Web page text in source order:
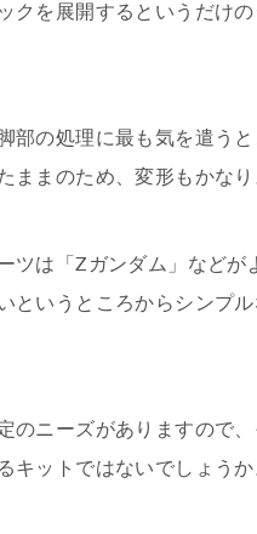
クを展開するというだけ
部の処理に最も気を遣う
ままのため、変形もかな
ツは「Ζガンダム」など
というところからシンプ
のニーズがありますので
キットではないでしょうか